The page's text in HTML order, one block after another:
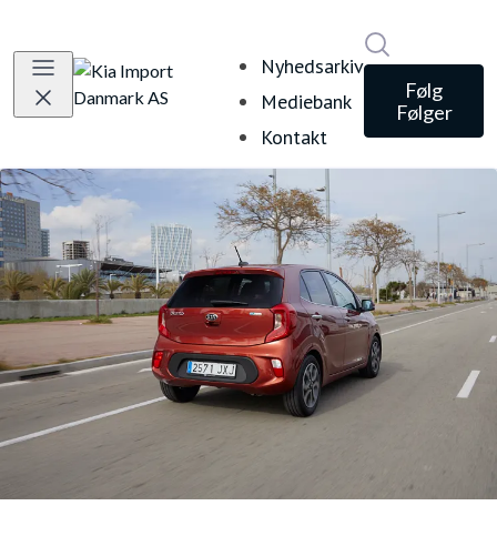
Nyhedsarkiv
Mediebank
Kontakt
Følg
Følger